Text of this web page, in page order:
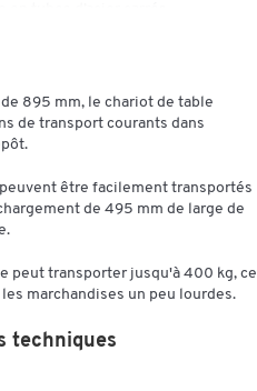
tubes d’acier carrés
un rebord relevé de 30 mm
caoutchouc plein, Ø 200 x
: 400 kg
895 x l. 495 mm
: 250/545/840 mm
895 mm, le chariot de table
de transport courants dans
être facilement transportés
de 495 mm de large de
peut transporter jusqu'à 400 kg, ce
marchandises un peu lourdes.
techniques